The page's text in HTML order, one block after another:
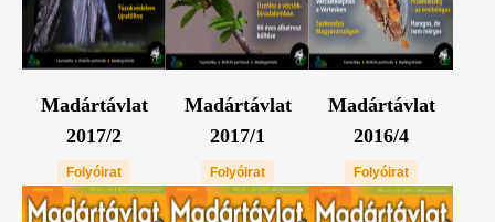
Madártávlat
2017/2
Folyóirat
Madártávlat
2017/1
Folyóirat
Madártávlat
2016/4
Folyóirat